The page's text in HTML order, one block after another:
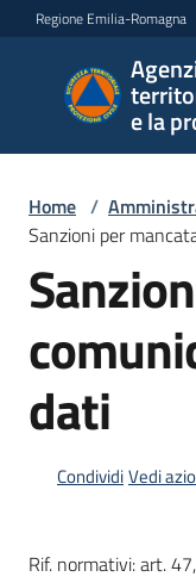
Vai al contenuto
Vai alla navigazione
Vai al footer
Regione Emilia-Romagna
e la
Agenzia
per la
sicurezza
e la
civile
Argomenti
Novità
Servizi
Home /
Sanzioni per
dati
CondividiVedi
Rif. normativi: art.